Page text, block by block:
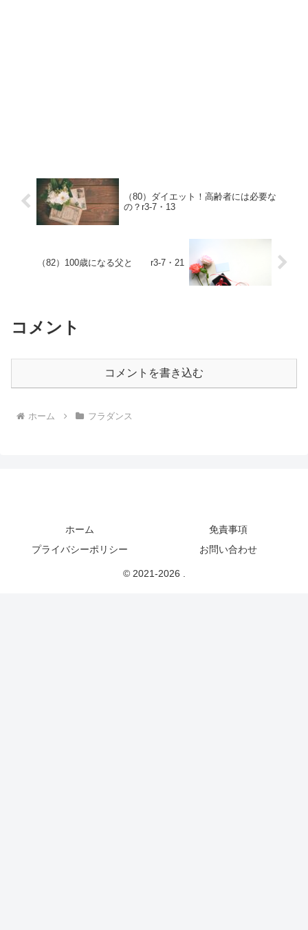
（80）ダイエット！高齢者には必要な
の？r3-7・13
（82）100歳になる父と r3-7・21
コメント
コメントを書き込む
ホーム フラダンス
ホーム
免責事項
プライバシーポリシー
お問い合わせ
© 2021-2026 .